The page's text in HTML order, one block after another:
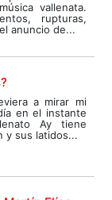
vallenata.
rupturas,
anuncio de...
a mirar mi
en el instante
Ay tiene
y sus latidos...